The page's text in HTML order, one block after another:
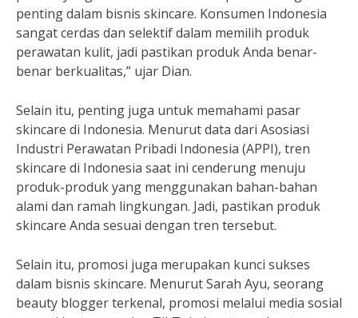
penting dalam bisnis skincare. Konsumen Indonesia
sangat cerdas dan selektif dalam memilih produk
perawatan kulit, jadi pastikan produk Anda benar-
benar berkualitas,” ujar Dian.
Selain itu, penting juga untuk memahami pasar
skincare di Indonesia. Menurut data dari Asosiasi
Industri Perawatan Pribadi Indonesia (APPI), tren
skincare di Indonesia saat ini cenderung menuju
produk-produk yang menggunakan bahan-bahan
alami dan ramah lingkungan. Jadi, pastikan produk
skincare Anda sesuai dengan tren tersebut.
Selain itu, promosi juga merupakan kunci sukses
dalam bisnis skincare. Menurut Sarah Ayu, seorang
beauty blogger terkenal, promosi melalui media sosial